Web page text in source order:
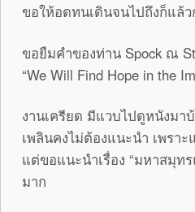
ขอให้อดทนเดินจนไปถึงก็แล้
ขอยืมคำของท่าน Spock ณ
“We Will Find Hope in the
งานเครียด มีแวบไปดูหนังมาบ้
เพลินคงไม่ต้องแนะนำ เพรา
แต่ขอแนะนำเรื่อง “มหาสมุท
มาก